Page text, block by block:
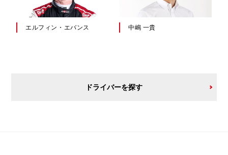
エルフィン・エバンス 中嶋 一貴
ドライバーを探す